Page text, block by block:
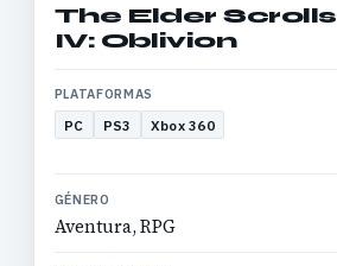
The Elder Scrolls
IV: Oblivion
PLATAFORMAS
PC PS3 Xbox 360
GÉNERO
Aventura, RPG